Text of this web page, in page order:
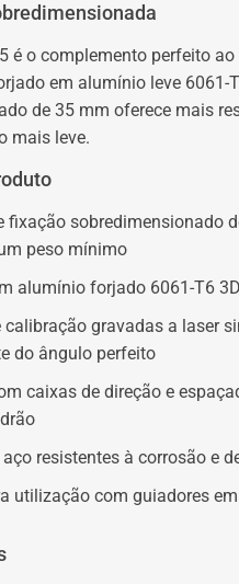
é o complemento perfeito
em alumínio leve 6061-
de 35 mm oferece mais
mais leve.
fixação sobredimensionado
peso mínimo
alumínio forjado 6061-T6 3D
calibração gravadas a laser
do ângulo perfeito
caixas de direção e
resistentes à corrosão e
utilização com guiadores